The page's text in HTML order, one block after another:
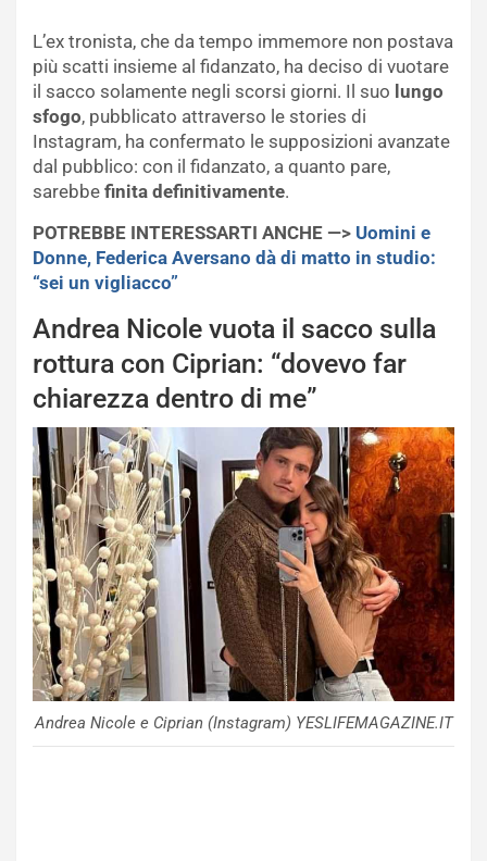
L’ex tronista, che da tempo immemore non postava
più scatti insieme al fidanzato, ha deciso di vuotare
il sacco solamente negli scorsi giorni. Il suo lungo
sfogo, pubblicato attraverso le stories di
Instagram, ha confermato le supposizioni avanzate
dal pubblico: con il fidanzato, a quanto pare,
sarebbe finita definitivamente.
POTREBBE INTERESSARTI ANCHE —> Uomini e
Donne, Federica Aversano dà di matto in studio:
“sei un vigliacco”
Andrea Nicole vuota il sacco sulla
rottura con Ciprian: “dovevo far
chiarezza dentro di me”
Andrea Nicole e Ciprian (Instagram) YESLIFEMAGAZINE.IT